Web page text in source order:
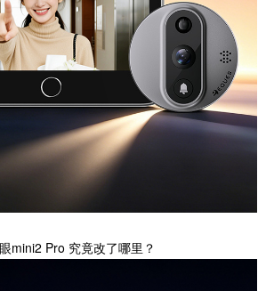
mini2 Pro 究竟改了哪里？